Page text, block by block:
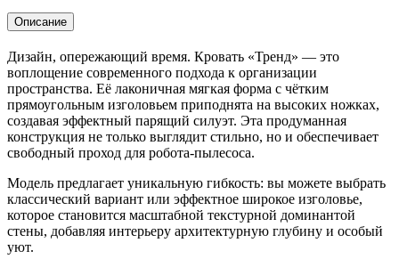
Описание
Дизайн, опережающий время. Кровать «Тренд» — это
воплощение современного подхода к организации
пространства. Её лаконичная мягкая форма с чётким
прямоугольным изголовьем приподнята на высоких ножках,
создавая эффектный парящий силуэт. Эта продуманная
конструкция не только выглядит стильно, но и обеспечивает
свободный проход для робота-пылесоса.
Модель предлагает уникальную гибкость: вы можете выбрать
классический вариант или эффектное широкое изголовье,
которое становится масштабной текстурной доминантой
стены, добавляя интерьеру архитектурную глубину и особый
уют.